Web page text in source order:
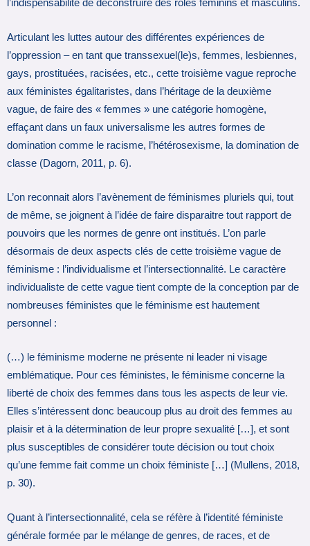
l’indispensabilité de déconstruire des rôles féminins et masculins.
Articulant les luttes autour des différentes expériences de
l’oppression – en tant que transsexuel(le)s, femmes, lesbiennes,
gays, prostituées, racisées, etc., cette troisième vague reproche
aux féministes égalitaristes, dans l’héritage de la deuxième
vague, de faire des « femmes » une catégorie homogène,
effaçant dans un faux universalisme les autres formes de
domination comme le racisme, l’hétérosexisme, la domination de
classe (Dagorn, 2011, p. 6).
L’on reconnait alors l’avènement de féminismes pluriels qui, tout
de même, se joignent à l’idée de faire disparaitre tout rapport de
pouvoirs que les normes de genre ont institués. L’on parle
désormais de deux aspects clés de cette troisième vague de
féminisme : l’individualisme et l’intersectionnalité. Le caractère
individualiste de cette vague tient compte de la conception par de
nombreuses féministes que le féminisme est hautement
personnel :
(…) le féminisme moderne ne présente ni leader ni visage
emblématique. Pour ces féministes, le féminisme concerne la
liberté de choix des femmes dans tous les aspects de leur vie.
Elles s’intéressent donc beaucoup plus au droit des femmes au
plaisir et à la détermination de leur propre sexualité […], et sont
plus susceptibles de considérer toute décision ou tout choix
qu’une femme fait comme un choix féministe […] (Mullens, 2018,
p. 30).
Quant à l’intersectionnalité, cela se réfère à l’identité féministe
générale formée par le mélange de genres, de races, et de